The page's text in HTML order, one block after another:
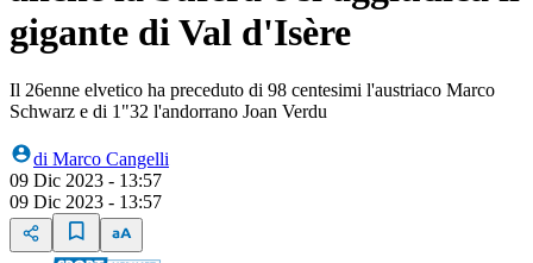
gigante di Val d'Isère
Il 26enne elvetico ha preceduto di 98 centesimi l'austriaco Marco
Schwarz e di 1"32 l'andorrano Joan Verdu
di Marco Cangelli
09 Dic 2023 - 13:57
09 Dic 2023 - 13:57